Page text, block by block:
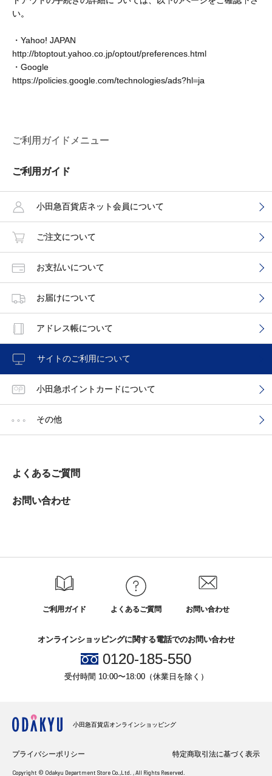
ご利用ガイドメニュー
ご利用ガイド
小田急百貨店ネット会員について
ご注文について
お支払いについて
お届けについて
アドレス帳について
サイトのご利用について
小田急ポイントカードについて
その他
よくあるご質問
お問い合わせ
い。
・Yahoo! JAPAN
http://btoptout.yahoo.co.jp/optout/preferences.html
・Google
https://policies.google.com/technologies/ads?hl=ja
ご利用ガイド よくあるご質問 お問い合わせ
オンラインショッピングに関する電話でのお問い合わせ
0120-185-550
受付時間 10:00〜18:00（休業日を除く）
小田急百貨店オンラインショッピング
プライバシーポリシー 特定商取引法に基づく表示
Copyright © Odakyu Department Store Co.,Ltd. , All Rights Reserved.